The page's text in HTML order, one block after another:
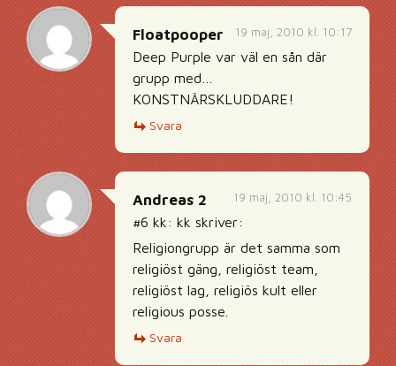
19 maj, 2010 kl. 10:17
Floatpooper
Deep Purple var väl en sån där
grupp med…
KONSTNÄRSKLUDDARE!
Svara
19 maj, 2010 kl. 10:45
Andreas 2
#6 kk: kk skriver:
Religiongrupp är det samma som
religiöst gäng, religiöst team,
religiöst lag, religiös kult eller
religious posse.
Svara